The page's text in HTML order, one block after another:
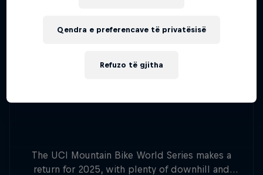
The UCI Mountain Bike World Series makes a
return for 2025, with plenty of downhill and
Refuzo të gjitha
Qendra e preferencave të privatësisë